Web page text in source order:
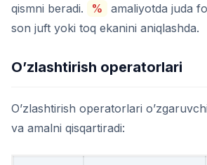
qismni beradi.
%
amaliyotda juda
son juft yoki toq ekanini aniqlashda.
O’zlashtirish operatorlari
O’zlashtirish operatorlari
va amalni qisqartiradi: